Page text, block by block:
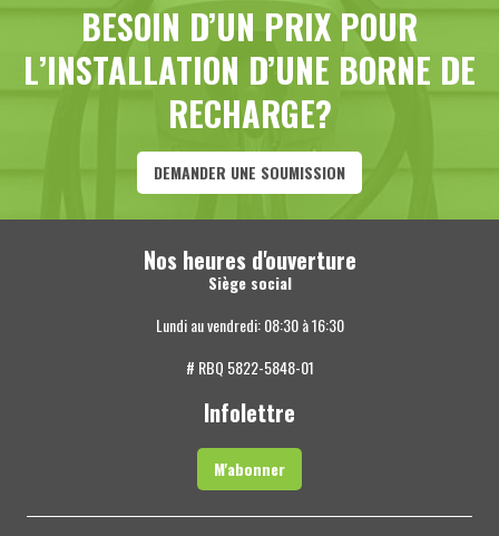
BESOIN D’UN PRIX POUR
L’INSTALLATION D’UNE BORNE DE
RECHARGE?
DEMANDER UNE SOUMISSION
Nos heures d'ouverture
Siège social
Lundi au vendredi: 08:30 à 16:30
# RBQ 5822-5848-01
Infolettre
M'abonner